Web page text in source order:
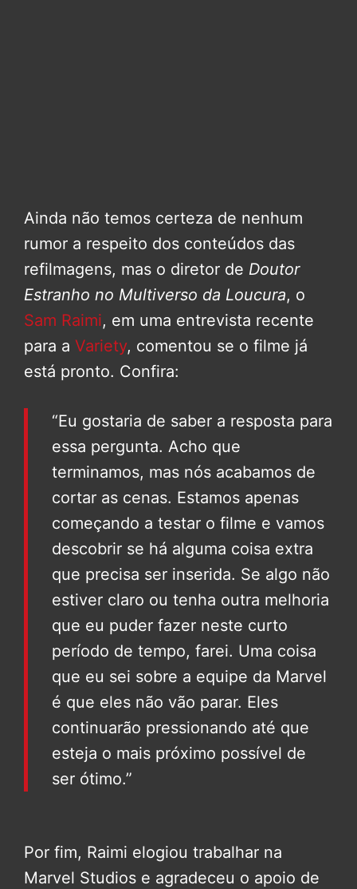
Ainda não temos certeza de nenhum
rumor a respeito dos conteúdos das
refilmagens, mas o diretor de Doutor
Estranho no Multiverso da Loucura, o
Sam Raimi, em uma entrevista recente
para a Variety, comentou se o filme já
está pronto. Confira:
“Eu gostaria de saber a resposta para
essa pergunta. Acho que
terminamos, mas nós acabamos de
cortar as cenas. Estamos apenas
começando a testar o filme e vamos
descobrir se há alguma coisa extra
que precisa ser inserida. Se algo não
estiver claro ou tenha outra melhoria
que eu puder fazer neste curto
período de tempo, farei. Uma coisa
que eu sei sobre a equipe da Marvel
é que eles não vão parar. Eles
continuarão pressionando até que
esteja o mais próximo possível de
ser ótimo.”
Por fim, Raimi elogiou trabalhar na
Marvel Studios e agradeceu o apoio de